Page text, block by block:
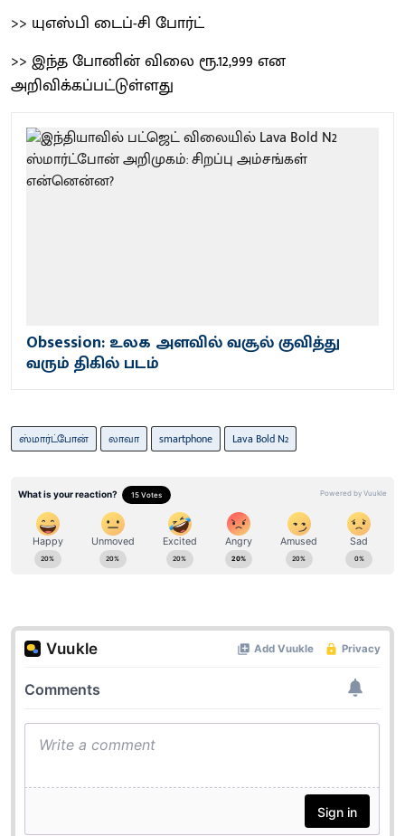
>> யுஎஸ்பி டைப்-சி போர்ட்
>> இந்த போனின் விலை ரூ.12,999 என
அறிவிக்கப்பட்டுள்ளது
Obsession: உலக அளவில் வசூல் குவித்து
வரும் திகில் படம்
ஸ்மார்ட்போன் லாவா smartphone Lava Bold N2